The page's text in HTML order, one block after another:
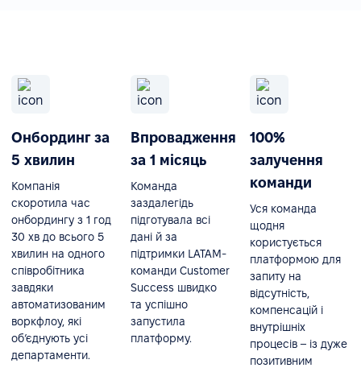
Онбординг за
5 хвилин
Компанія
скоротила час
онбордингу з 1 год
30 хв до всього 5
хвилин на одного
співробітника
завдяки
автоматизованим
воркфлоу, які
об’єднують усі
департаменти.
Впровадження
за 1 місяць
Команда
заздалегідь
підготувала всі
дані й за
підтримки LATAM-
команди Customer
Success швидко
та успішно
запустила
платформу.
100%
залучення
команди
Уся команда
щодня
користується
платформою для
запиту на
відсутність,
компенсацій і
внутрішніх
процесів – із дуже
позитивним